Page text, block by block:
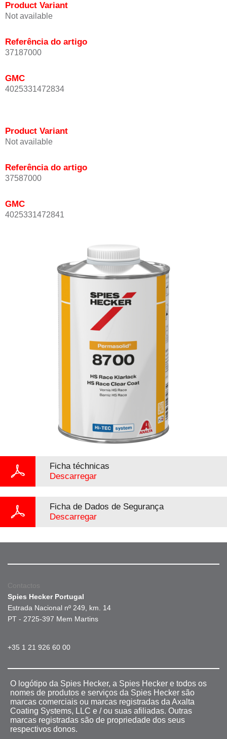
Product Variant
Not available
Referência do artigo
37187000
GMC
4025331472834
Product Variant
Not available
Referência do artigo
37587000
GMC
4025331472841
Ficha téchnicas
Descarregar
Ficha de Dados de Segurança
Descarregar
Contactos
Spies Hecker Portugal
Estrada Nacional nº 249, km. 14
PT - 2725-397 Mem Martins
+35 1 21 926 60 00
O logótipo da Spies Hecker, a Spies Hecker e todos os
nomes de produtos e serviços da Spies Hecker são
marcas comerciais ou marcas registradas da Axalta
Coating Systems, LLC e / ou suas afiliadas. Outras
marcas registradas são de propriedade dos seus
respectivos donos.